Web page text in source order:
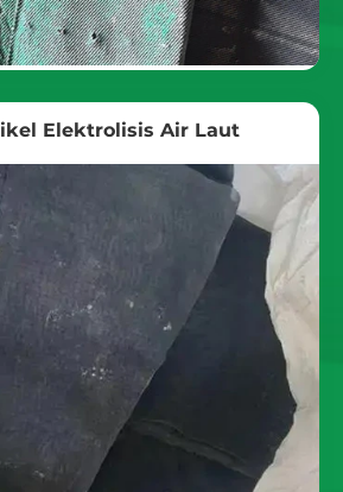
Elektrolisis Air Laut